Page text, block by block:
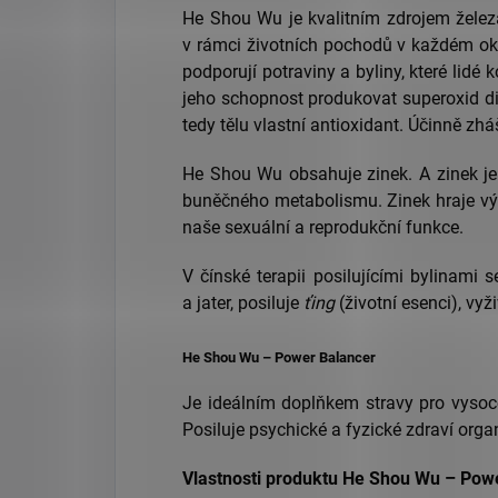
He Shou Wu je kvalitním zdrojem
v rámci životních pochodů v každém
podporují potraviny a byliny, které lidé
jeho schopnost produkovat superoxid
tedy tělu vlastní antioxidant. Účinně
He Shou Wu obsahuje zinek. A zinek
buněčného metabolismu. Zinek hraje
naše sexuální a reprodukční funkce.
V čínské terapii posilujícími bylinami
a jater, posiluje ťing(životní esenci),
He Shou Wu – Power Balancer
Je ideálním doplňkem stravy pro
Posiluje psychické a fyzické zdraví
Vlastnosti produktu He Shou Wu –